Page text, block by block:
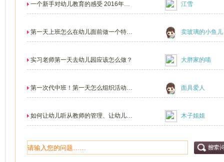
一个新手对幼儿教育的感受 2016年我 江雪
第一天上班怎么在幼儿面前做一个特别 卖玻璃的小鱼儿
实习老师第一天去幼儿园应该怎么做？ 大胖家的喵
第一次代中班！第一天怎么组织活动！ 面具爱人
如何让幼儿听从教师的管理、让幼儿喜 木子姐姐